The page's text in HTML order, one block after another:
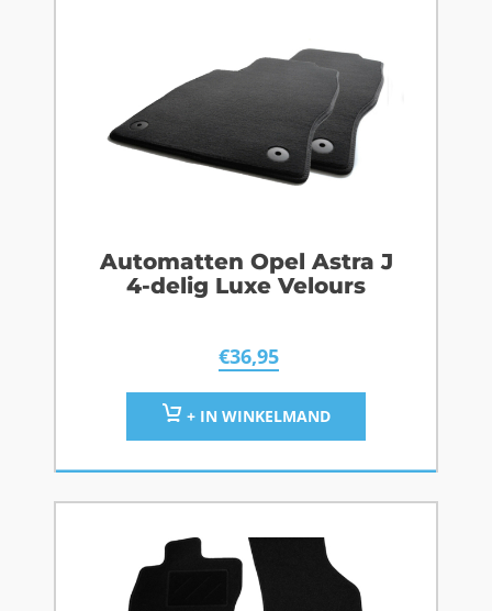
Automatten Opel Astra J
4-delig Luxe Velours
€36,95
+ IN WINKELMAND